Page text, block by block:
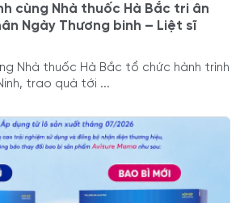
cùng Nhà thuốc Hà Bắc tri ân
Ngày Thương binh – Liệt sĩ
Nhà thuốc Hà Bắc tổ chức hành trình
trao quà tới ...